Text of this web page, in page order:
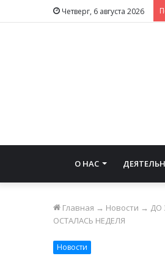
Четверг, 6 августа 2026
О НАС
Главная → Новости → ДО
ОСТАЛАСЬ НЕДЕЛЯ
Новости